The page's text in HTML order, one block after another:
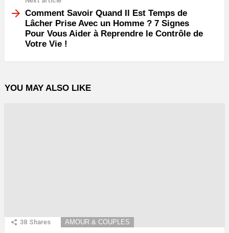
Comment Savoir Quand Il Est Temps de
Lâcher Prise Avec un Homme ? 7 Signes
Pour Vous Aider à Reprendre le Contrôle de
Votre Vie !
YOU MAY ALSO LIKE
38 Shares AMOUR & COUPLES